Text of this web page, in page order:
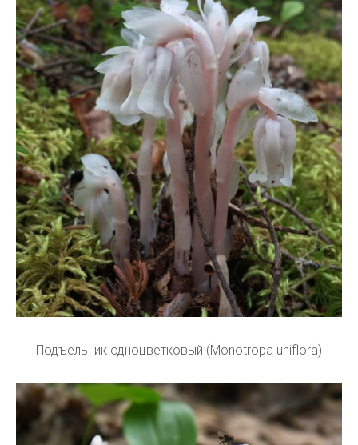
Подъельник одноцветковый (Monotropa uniflora)